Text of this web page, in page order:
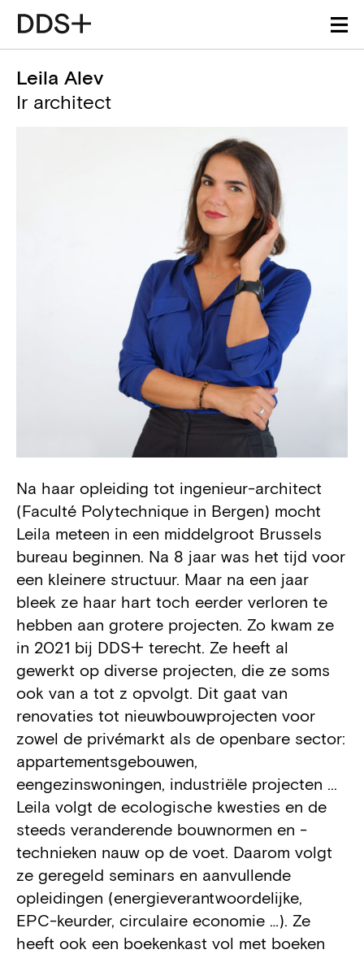
Leila Alev
Ir architect
Biography
Na haar opleiding tot ingenieur-architect
(Faculté Polytechnique in Bergen) mocht
Leila meteen in een middelgroot Brussels
bureau beginnen. Na 8 jaar was het tijd voor
een kleinere structuur. Maar na een jaar
bleek ze haar hart toch eerder verloren te
hebben aan grotere projecten. Zo kwam ze
in 2021 bij DDS+ terecht. Ze heeft al
gewerkt op diverse projecten, die ze soms
ook van a tot z opvolgt. Dit gaat van
renovaties tot nieuwbouwprojecten voor
zowel de privémarkt als de openbare sector:
appartementsgebouwen,
eengezinswoningen, industriële projecten ...
Leila volgt de ecologische kwesties en de
steeds veranderende bouwnormen en -
technieken nauw op de voet. Daarom volgt
ze geregeld seminars en aanvullende
opleidingen (energieverantwoordelijke,
EPC-keurder, circulaire economie …). Ze
heeft ook een boekenkast vol met boeken